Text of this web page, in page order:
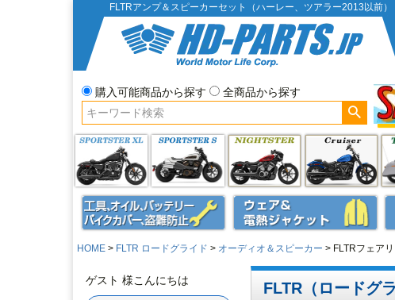
FLTRアンプ＆スピーカーセット（ハーレー、ツアラー2013以前
購入可能商品から探す
全商品から探す
HOME FLTR ロードグライド オーディオ＆スピーカー FLTRフェア
ゲスト 様こんにちは FLTR（ロードグ